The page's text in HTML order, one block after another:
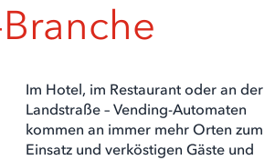
Im Hotel, im Restaurant oder an der
Landstraße – Vending-Automaten
kommen an immer mehr Orten zum
Einsatz und verköstigen Gäste und